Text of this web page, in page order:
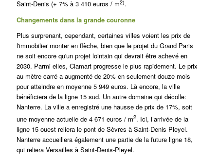
Saint-Denis (+ 7% à 3 410 euros / m2).
Changements dans la grande couronne
Plus surprenant, cependant, certaines villes voient les prix de
l'immobilier monter en flèche, bien que le projet du Grand Paris
ne soit encore qu'un projet lointain qui devrait être achevé en
2030. Parmi elles, Clamart progresse le plus rapidement. Le prix
au mètre carré a augmenté de 20% en seulement douze mois
pour atteindre en moyenne 5 949 euros. Là encore, la ville
bénéficiera de la ligne 15 sud. Un autre domaine qui décolle:
Nanterre. La ville a enregistré une hausse de prix de 17%, soit
une moyenne actuelle de 4 671 euros / m2. Ici, l’arrivée de la
ligne 15 ouest reliera le pont de Sèvres à Saint-Denis Pleyel.
Nanterre accueillera également une partie de la future ligne 18,
qui reliera Versailles à Saint-Denis-Pleyel.